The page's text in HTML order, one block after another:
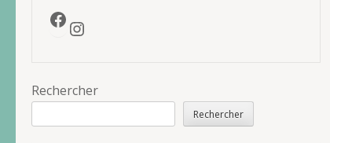
Facebook
Instagram
Rechercher
Rechercher